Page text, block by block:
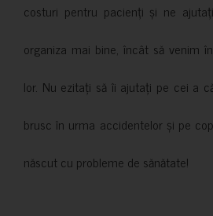
costuri pentru pacienți și ne
organiza mai bine, încât să venim
lor. Nu ezitați să îi ajutați pe cei a
brusc în urma accidentelor și pe
născut cu probleme de sănătate!